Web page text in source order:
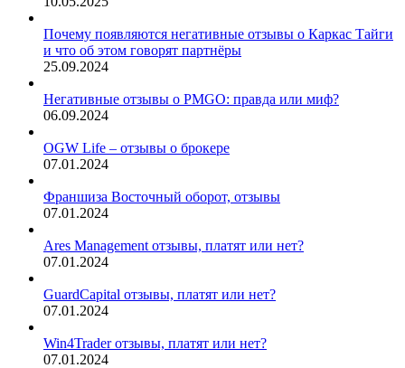
Почему появляются негативные отзывы о Каркас Тайги
и что об этом говорят партнёры
25.09.2024
Негативные отзывы о PMGO: правда или миф?
06.09.2024
OGW Life – отзывы о брокере
07.01.2024
Франшиза Восточный оборот, отзывы
07.01.2024
Ares Management отзывы, платят или нет?
07.01.2024
GuardCapital отзывы, платят или нет?
07.01.2024
Win4Trader отзывы, платят или нет?
07.01.2024